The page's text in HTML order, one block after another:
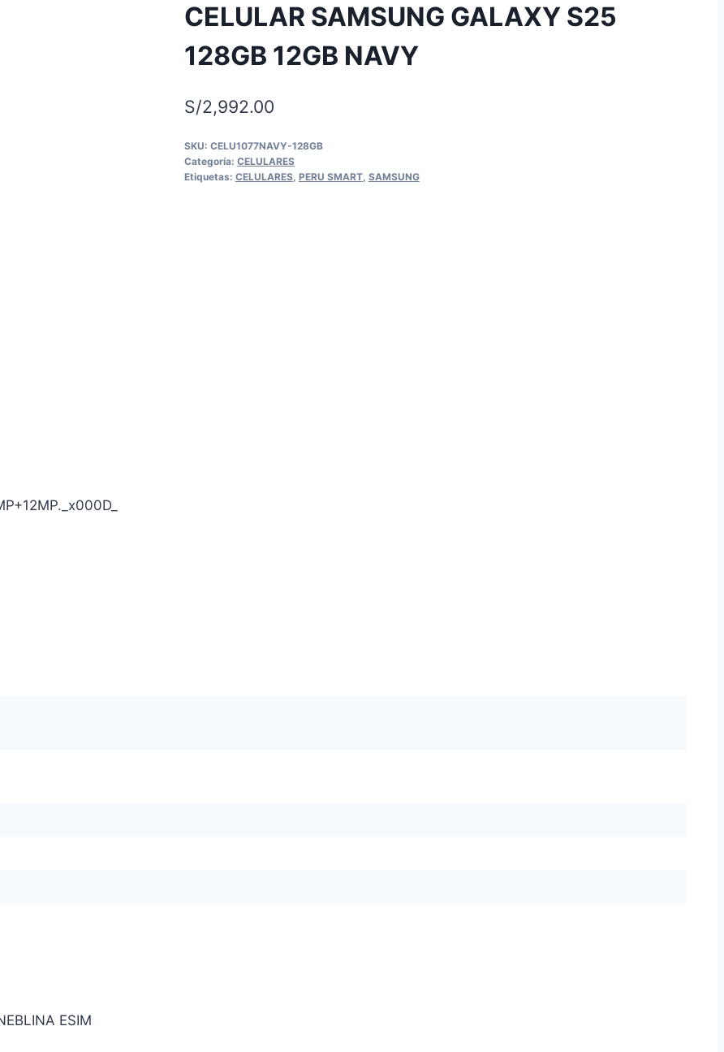
CELULAR SAMSUNG GALAXY S25
128GB 12GB NAVY
S/2,992.00
SKU: CELU1077NAVY-128GB
Categoría: CELULARES
Etiquetas: CELULARES, PERU SMART, SAMSUNG